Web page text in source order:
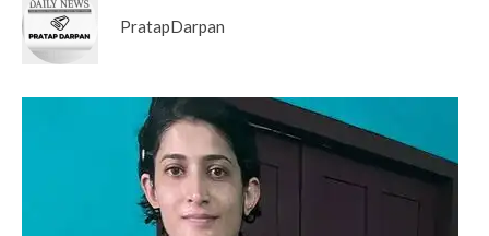
PratapDarpan